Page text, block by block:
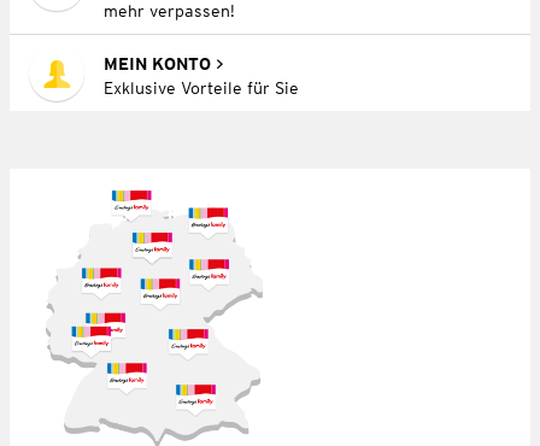
mehr verpassen!
MEIN KONTO
Exklusive Vorteile für Sie